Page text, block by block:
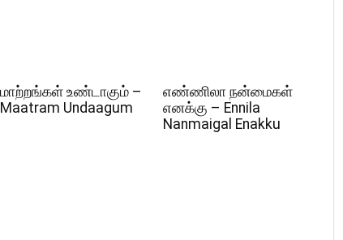
மாற்றங்கள் உண்டாகும் –
Maatram Undaagum
எண்ணிலா நன்மைகள்
எனக்கு – Ennila
Nanmaigal Enakku